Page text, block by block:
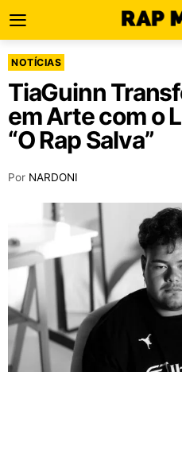
NOTÍCIAS
TiaGuinn
em Arte com o
“O Rap Salva”
Por NARDONI